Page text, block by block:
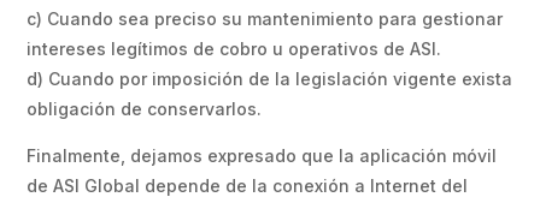
c) Cuando sea preciso su mantenimiento para gestionar
intereses legítimos de cobro u operativos de ASI.
d) Cuando por imposición de la legislación vigente exista
obligación de conservarlos.
Finalmente, dejamos expresado que la aplicación móvil
de ASI Global depende de la conexión a Internet del